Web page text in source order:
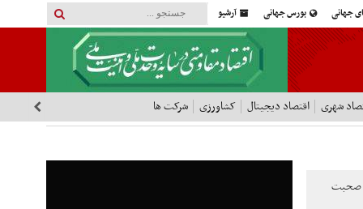
جهانی بورس جهانی آرشیو
شهری اقتصاد دیجیتال کشاورزی شرکت ها
صحبت